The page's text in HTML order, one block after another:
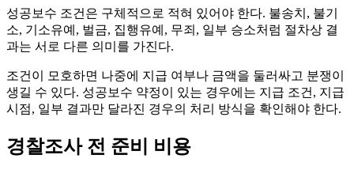
성공보수 조건은 구체적으로 적혀 있어야 한다. 불송치, 불기
소, 기소유예, 벌금, 집행유예, 무죄, 일부 승소처럼 절차상 결
과는 서로 다른 의미를 가진다.
조건이 모호하면 나중에 지급 여부나 금액을 둘러싸고 분쟁이
생길 수 있다. 성공보수 약정이 있는 경우에는 지급 조건, 지급
시점, 일부 결과만 달라진 경우의 처리 방식을 확인해야 한다.
경찰조사 전 준비 비용